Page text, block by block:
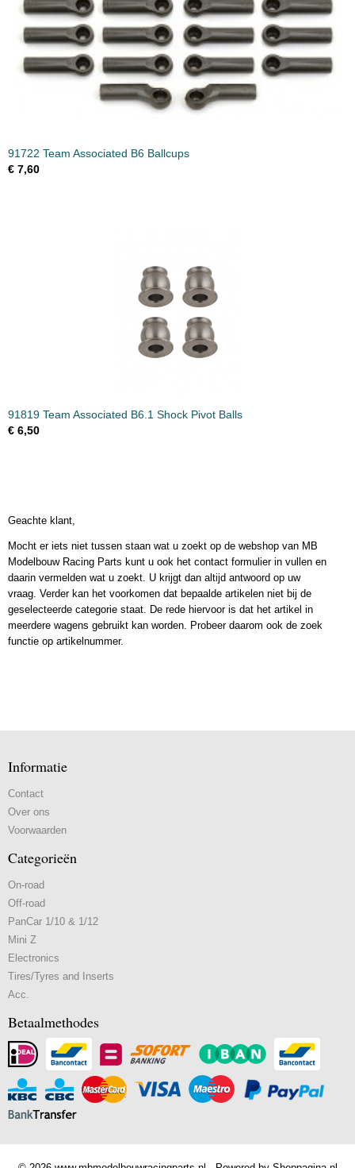
91722 Team Associated B6 Ballcups
€ 7,60
91819 Team Associated B6.1 Shock Pivot Balls
€ 6,50
Geachte klant,
Mocht er iets niet tussen staan wat u zoekt op de webshop van MB
Modelbouw Racing Parts kunt u ook het contact formulier in vullen en
daarin vermelden wat u zoekt. U krijgt dan altijd antwoord op uw
vraag. Verder kan het voorkomen dat bepaalde artikelen niet bij de
geselecteerde categorie staat. De rede hiervoor is dat het artikel in
meerdere wagens gebruikt kan worden. Probeer daarom ook de zoek
functie op artikelnummer.
Informatie
Contact
Over ons
Voorwaarden
Categorieën
On-road
Off-road
PanCar 1/10 & 1/12
Mini Z
Electronics
Tires/Tyres and Inserts
Acc.
Betaalmethodes